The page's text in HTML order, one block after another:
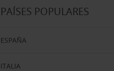
PAÍSES POPULARES
ESPAÑA
ITALIA